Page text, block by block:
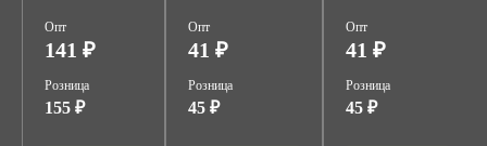
Опт
141 ₽
Розница
155 ₽
Опт
41 ₽
Розница
45 ₽
Опт
41 ₽
Розница
45 ₽